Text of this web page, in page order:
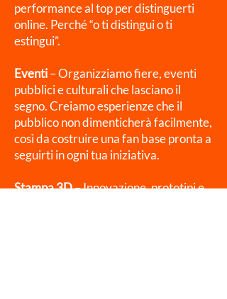
performance al top per distinguerti
online. Perché “o ti distingui o ti
estingui”.
Eventi– Organizziamo fiere, eventi
pubblici e culturali che lasciano il
segno. Creiamo esperienze che il
pubblico non dimenticherà facilmente,
così da costruire una fan base pronta a
seguirti in ogni tua iniziativa.
Stampa 3D– Innovazione, prototipi e